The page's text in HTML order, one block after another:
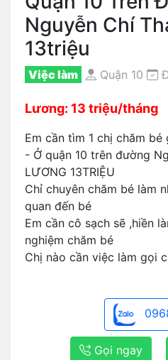
Nguyễn Chí
13triệu
Việc làm Quận 10
Lương: 13 triệu/tháng
Em cần tìm 1 chị chăm
- Ở quận 10 trên đường
LƯƠNG 13TRIỆU
Chỉ chuyên chăm bé làm
quan đến bé
Em cần cô sạch sẽ ,hiền
nghiệm chăm bé
Chị nào cần việc làm gọi
Gọi ngay